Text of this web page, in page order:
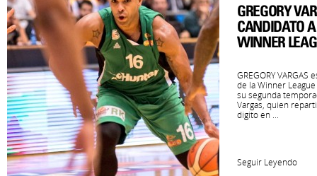
GREGORY
CANDIDATO
WINNER
GREGORY
de la Winner
su segunda
Vargas, quien
digito en ...
Seguir Leyendo